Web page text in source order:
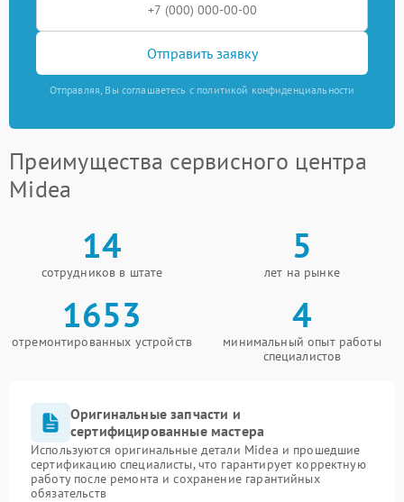
Отправить заявку
Отправляя, Вы соглашаетесь с политикой конфиденциальности
Преимущества сервисного центра
Midea
14
сотрудников в штате
5
лет на рынке
1653
отремонтированных устройств
4
минимальный опыт работы
специалистов
Оригинальные запчасти и
сертифицированные мастера
Используются оригинальные детали Midea и прошедшие
сертификацию специалисты, что гарантирует корректную
работу после ремонта и сохранение гарантийных
обязательств